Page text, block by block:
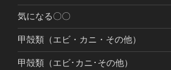
気になる〇〇
甲殻類（エビ・カニ・その他）
甲殻類（エビ･カニ･その他）